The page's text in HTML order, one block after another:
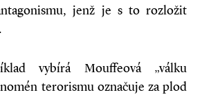
jenž je s to rozložit
vybírá Mouffeová „válku
terorismu označuje za plod